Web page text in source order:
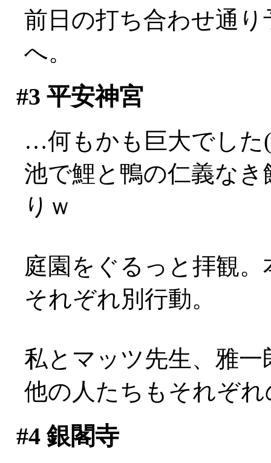
前日の打ち合わせ通
へ。
#3 平安神宮
…何もかも巨大でした
池で鯉と鴨の仁義な
りｗ
庭園をぐるっと拝観
それぞれ別行動。
私とマッツ先生、雅
他の人たちもそれぞ
#4銀閣寺